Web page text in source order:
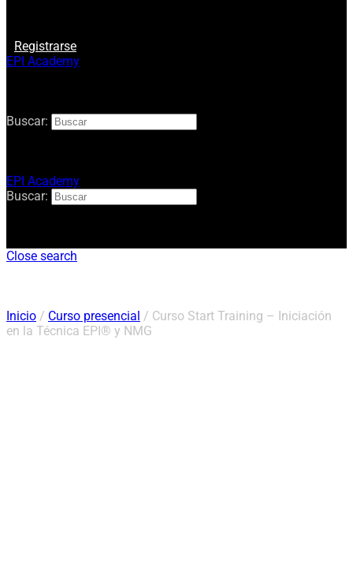
Registrarse
EPI Academy
Buscar:
EPI Academy
Buscar:
Close search
Inicio / Curso presencial / Curso Start Training – Iniciación
en la Técnica EPI® y NMG